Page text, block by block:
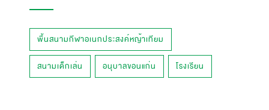
พื้นสนามกีฬาอเนกประสงค์หญ้าเทียม
สนามเด็กเล่น อนุบาลขอนแก่น โรงเรียน